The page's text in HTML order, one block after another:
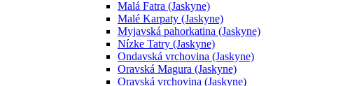
Malá Fatra (Jaskyne)
Malé Karpaty (Jaskyne)
Myjavská pahorkatina (Jaskyne)
Nízke Tatry (Jaskyne)
Ondavská vrchovina (Jaskyne)
Oravská Magura (Jaskyne)
Oravská vrchovina (Jaskyne)